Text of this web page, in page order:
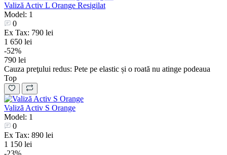
Valiză Activ L Orange Resigilat
Model: 1
0
Ex Tax: 790 lei
1 650 lei
-52%
790 lei
Cauza preţului redus: Pete pe elastic și o roată nu atinge podeaua
Top
Valiză Activ S Orange
Model: 1
0
Ex Tax: 890 lei
1 150 lei
-23%